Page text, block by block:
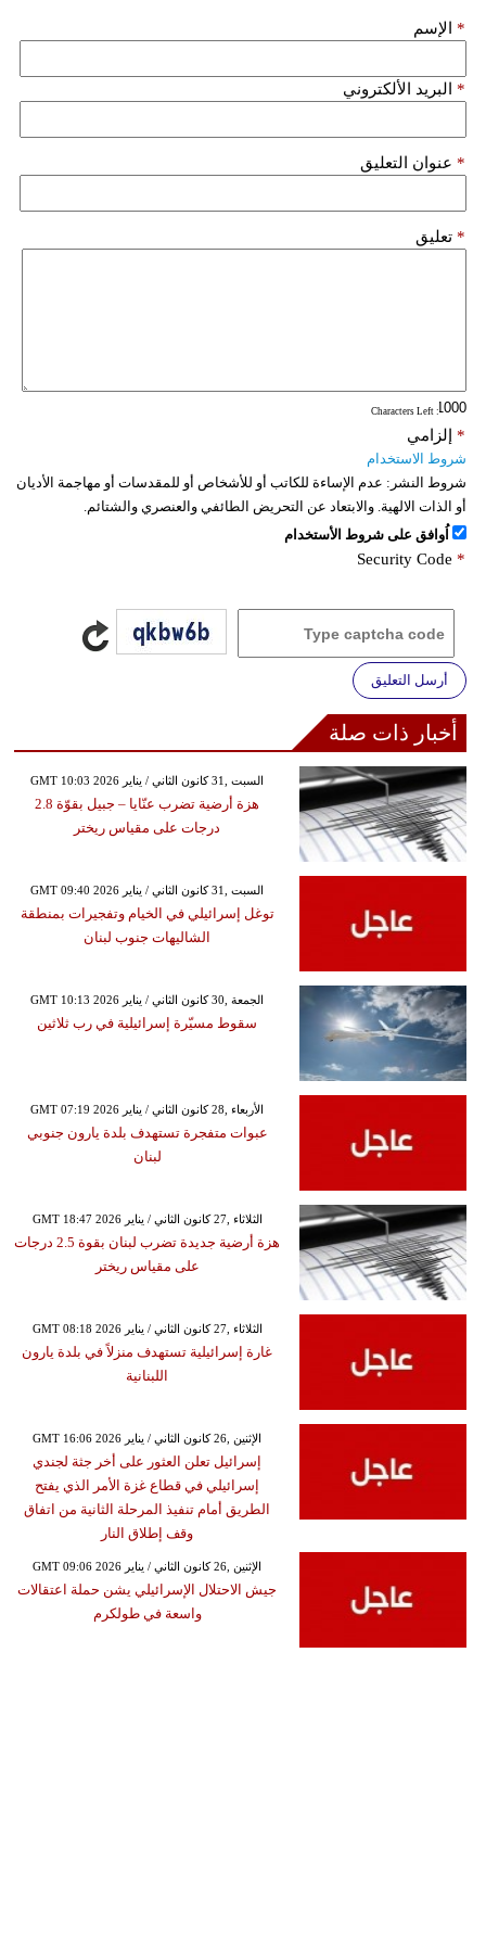
الإسم *
البريد الألكتروني *
عنوان التعليق *
تعليق *
: Characters Left
إلزامي *
شروط الاستخدام
شروط النشر: عدم الإساءة للكاتب أو للأشخاص أو للمقدسات أو مهاجمة الأديان
أو الذات الالهية. والابتعاد عن التحريض الطائفي والعنصري والشتائم.
اُوافق على شروط الأستخدام
Security Code *
أرسل التعليق
أخبار ذات صلة
GMT 10:03 2026 السبت ,31 كانون الثاني / يناير
هزة أرضية تضرب عنّايا – جبيل بقوّة 2.8
درجات على مقياس ريختر
GMT 09:40 2026 السبت ,31 كانون الثاني / يناير
توغل إسرائيلي في الخيام وتفجيرات بمنطقة
الشاليهات جنوب لبنان
GMT 10:13 2026 الجمعة ,30 كانون الثاني / يناير
سقوط مسيّرة إسرائيلية في رب ثلاثين
GMT 07:19 2026 الأربعاء ,28 كانون الثاني / يناير
عبوات متفجرة تستهدف بلدة يارون جنوبي
لبنان
GMT 18:47 2026 الثلاثاء ,27 كانون الثاني / يناير
هزة أرضية جديدة تضرب لبنان بقوة 2.5 درجات
على مقياس ريختر
GMT 08:18 2026 الثلاثاء ,27 كانون الثاني / يناير
غارة إسرائيلية تستهدف منزلاً في بلدة يارون
اللبنانية
GMT 16:06 2026 الإثنين ,26 كانون الثاني / يناير
إسرائيل تعلن العثور على أخر جثة لجندي
إسرائيلي في قطاع غزة الأمر الذي يفتح
الطريق أمام تنفيذ المرحلة الثانية من اتفاق
وقف إطلاق النار
GMT 09:06 2026 الإثنين ,26 كانون الثاني / يناير
جيش الاحتلال الإسرائيلي يشن حملة اعتقالات
واسعة في طولكرم